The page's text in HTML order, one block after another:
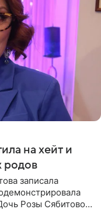
на хейт и
родов
записала
Розы Сябитовой